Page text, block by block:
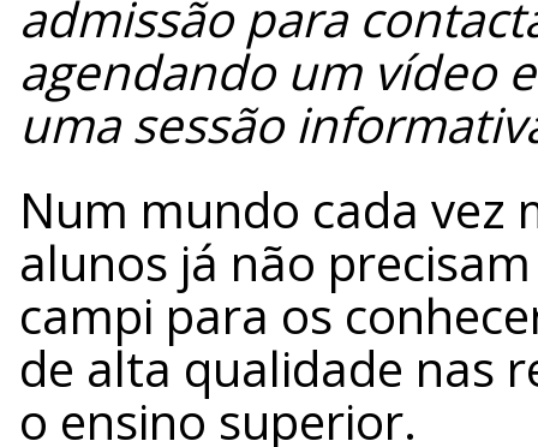
admissão para
agendando um vídeo
uma sessão
Num mundo cada vez
alunos já não
campi para os
de alta qualidade nas
o ensino superior.